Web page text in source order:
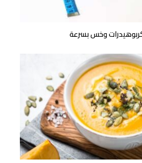
وخس بسرعة